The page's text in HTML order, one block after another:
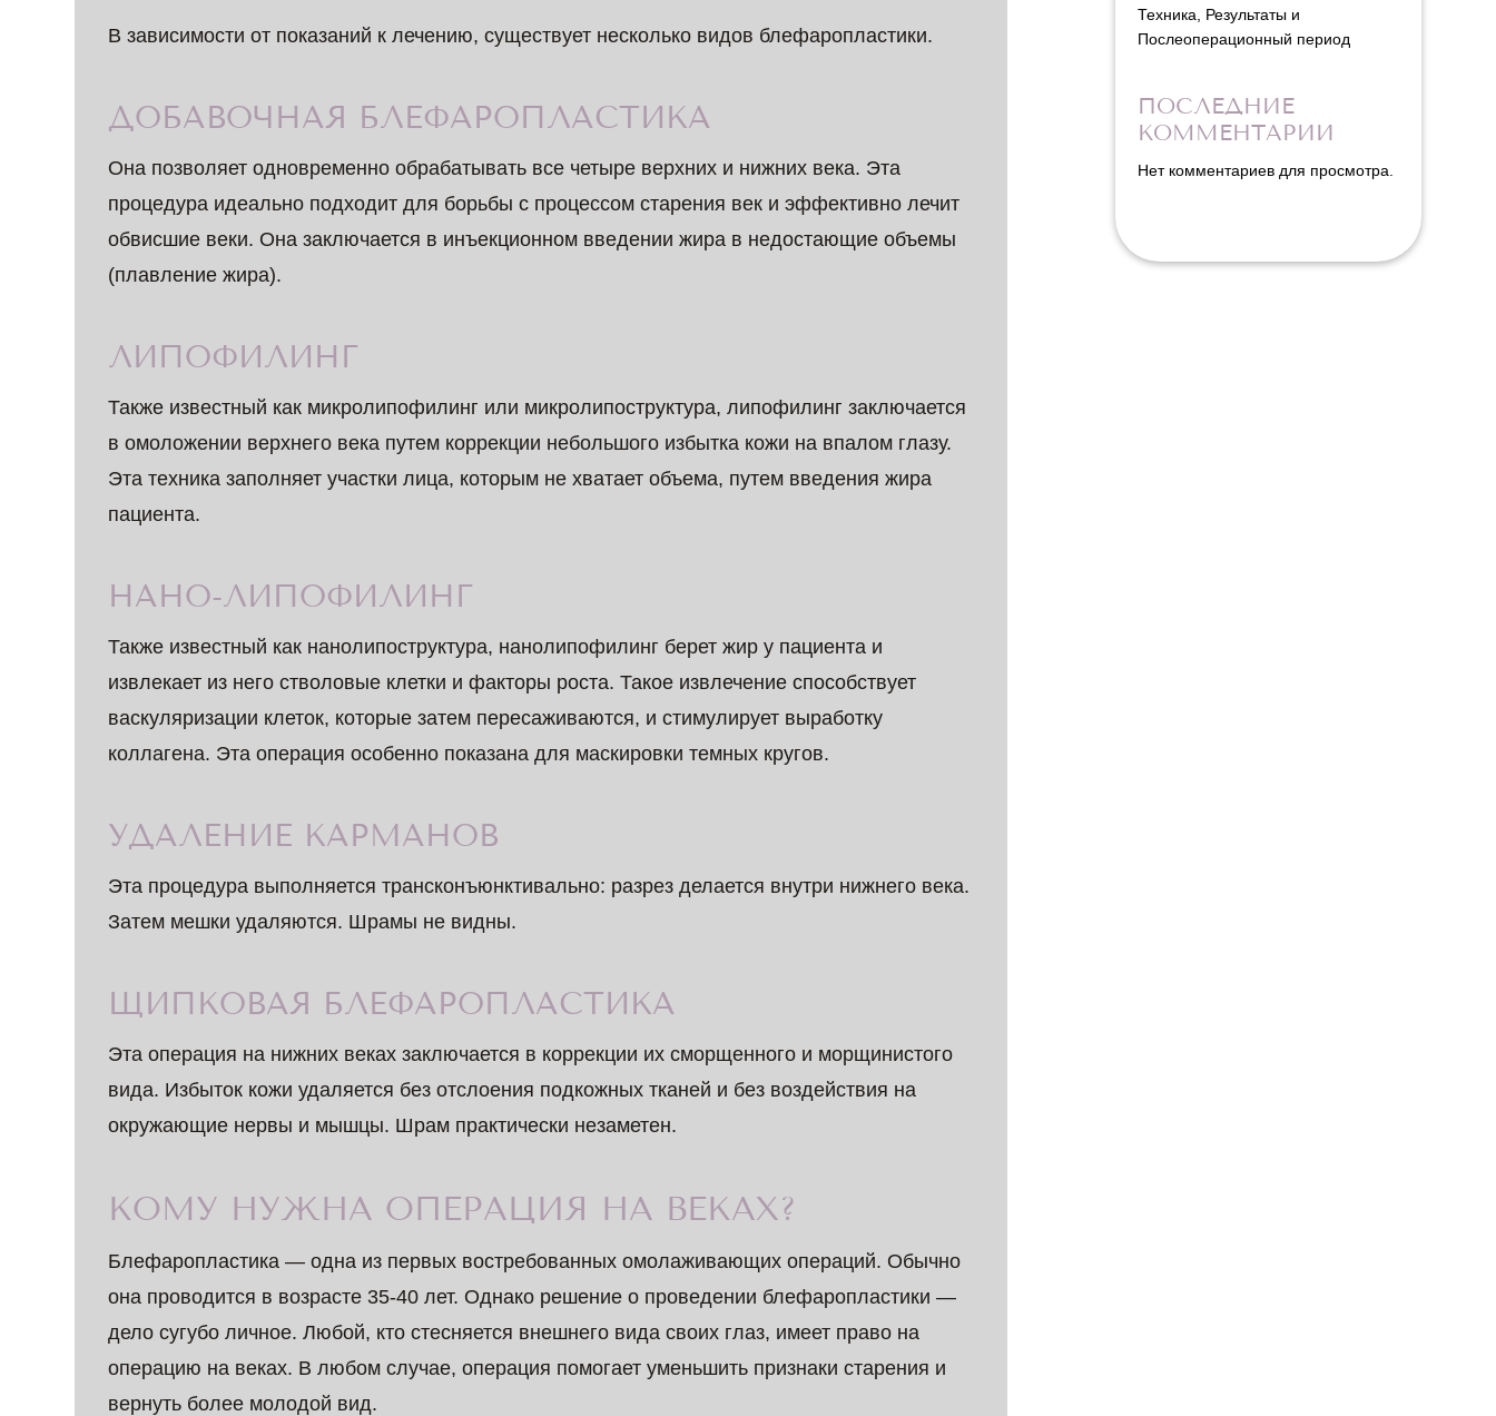
В зависимости от показаний к лечению, существует несколько видов блефаропластики.
ДОБАВОЧНАЯ БЛЕФАРОПЛАСТИКА
Она позволяет одновременно обрабатывать все четыре верхних и нижних века. Эта
процедура идеально подходит для борьбы с процессом старения век и эффективно лечит
обвисшие веки. Она заключается в инъекционном введении жира в недостающие объемы
(плавление жира).
ЛИПОФИЛИНГ
Также известный как микролипофилинг или микролипоструктура, липофилинг заключается
в омоложении верхнего века путем коррекции небольшого избытка кожи на впалом глазу.
Эта техника заполняет участки лица, которым не хватает объема, путем введения жира
пациента.
НАНО-ЛИПОФИЛИНГ
Также известный как нанолипоструктура, нанолипофилинг берет жир у пациента и
извлекает из него стволовые клетки и факторы роста. Такое извлечение способствует
васкуляризации клеток, которые затем пересаживаются, и стимулирует выработку
коллагена. Эта операция особенно показана для маскировки темных кругов.
УДАЛЕНИЕ КАРМАНОВ
Эта процедура выполняется трансконъюнктивально: разрез делается внутри нижнего века.
Затем мешки удаляются. Шрамы не видны.
ЩИПКОВАЯ БЛЕФАРОПЛАСТИКА
Эта операция на нижних веках заключается в коррекции их сморщенного и морщинистого
вида. Избыток кожи удаляется без отслоения подкожных тканей и без воздействия на
окружающие нервы и мышцы. Шрам практически незаметен.
КОМУ НУЖНА ОПЕРАЦИЯ НА ВЕКАХ?
Блефаропластика — одна из первых востребованных омолаживающих операций. Обычно
она проводится в возрасте 35-40 лет. Однако решение о проведении блефаропластики —
дело сугубо личное. Любой, кто стесняется внешнего вида своих глаз, имеет право на
операцию на веках. В любом случае, операция помогает уменьшить признаки старения и
вернуть более молодой вид.
Техника, Результаты и
Послеоперационный период
ПОСЛЕДНИЕ
КОММЕНТАРИИ
Нет комментариев для просмотра.